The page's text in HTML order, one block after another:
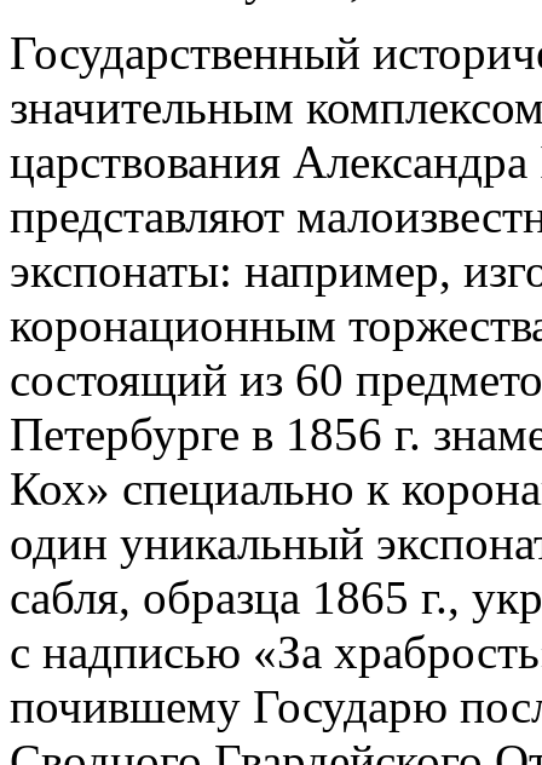
Государственный
значительным
царствования
представляют
экспонаты: например,
коронационным
состоящий из 60
Петербурге в 1856 г.
Кох» специально к
один уникальный
сабля, образца 1865 г.,
с надписью «За
почившему Государю